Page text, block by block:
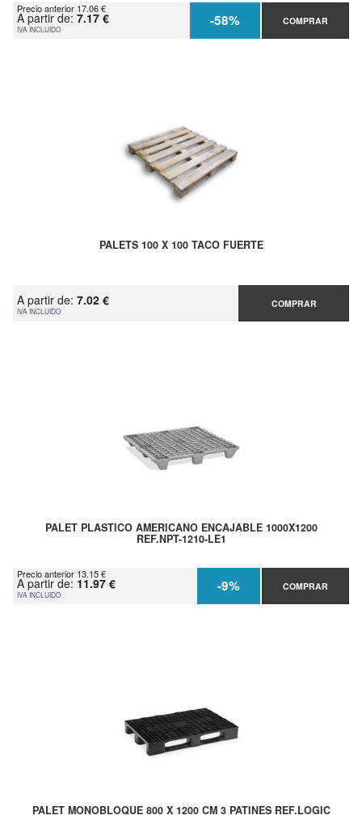
Precio anterior 17.06 €
A partir de: 7.17 €
IVA INCLUIDO -58% COMPRAR
PALETS 100 X 100 TACO FUERTE
A partir de: 7.02 €
IVA INCLUIDO
COMPRAR
PALET PLASTICO AMERICANO ENCAJABLE 1000X1200
REF.NPT-1210-LE1
Precio anterior 13.15 €
A partir de: 11.97 €
IVA INCLUIDO -9% COMPRAR
PALET MONOBLOQUE 800 X 1200 CM 3 PATINES REF.LOGIC